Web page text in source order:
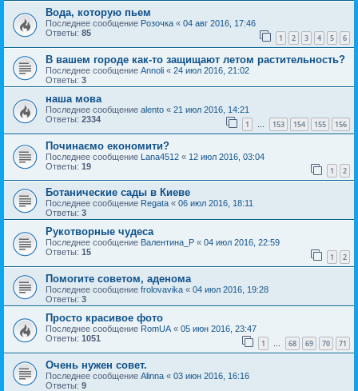
Вода, которую пьем
Последнее сообщение Розочка « 04 авг 2016, 17:46
Ответы: 85 1 2 3 4 5 6
В вашем городе как-то защищают летом растительность?
Последнее сообщение Annoli « 24 июл 2016, 21:02
Ответы: 3
наша мова
Последнее сообщение alento « 21 июл 2016, 14:21
Ответы: 2334 1 … 153 154 155 156
Починаємо економити?
Последнее сообщение Lana4512 « 12 июл 2016, 03:04
Ответы: 19 1 2
Ботанические сады в Киеве
Последнее сообщение Regata « 06 июл 2016, 18:11
Ответы: 3
Рукотворные чудеса
Последнее сообщение Валентина_Р « 04 июл 2016, 22:59
Ответы: 15 1 2
Помогите советом, аденома
Последнее сообщение frolovavika « 04 июл 2016, 19:28
Ответы: 3
Просто красивое фото
Последнее сообщение RomUA « 05 июн 2016, 23:47
Ответы: 1051 1 … 68 69 70 71
Очень нужен совет.
Последнее сообщение Alinna « 03 июн 2016, 16:16
Ответы: 9